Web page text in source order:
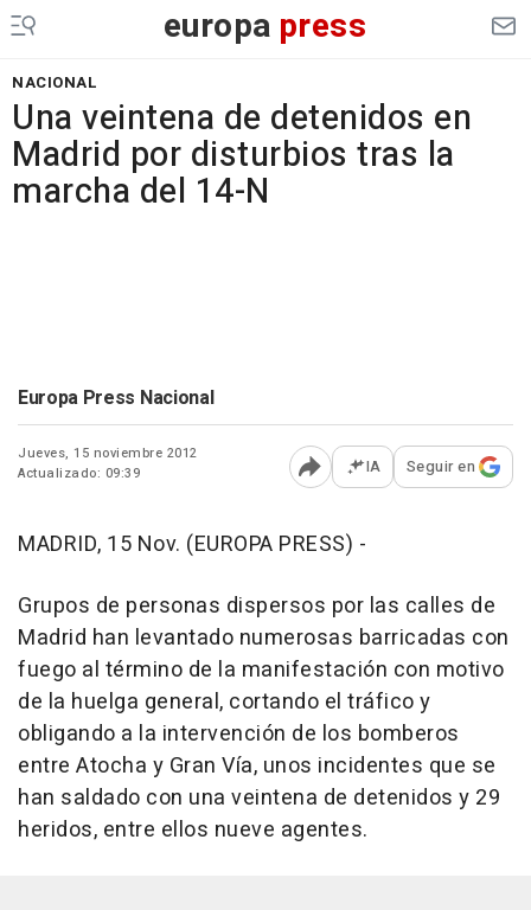
europa press
NACIONAL
Una veintena de detenidos en
Madrid por disturbios tras la
marcha del 14-N
Europa Press Nacional
Jueves, 15 noviembre 2012
Actualizado: 09:39
Abrir opciones para
IA Seguir en
MADRID, 15 Nov. (EUROPA PRESS) -
Grupos de personas dispersos por las calles de
Madrid han levantado numerosas barricadas con
fuego al término de la manifestación con motivo
de la huelga general, cortando el tráfico y
obligando a la intervención de los bomberos
entre Atocha y Gran Vía, unos incidentes que se
han saldado con una veintena de detenidos y 29
heridos, entre ellos nueve agentes.